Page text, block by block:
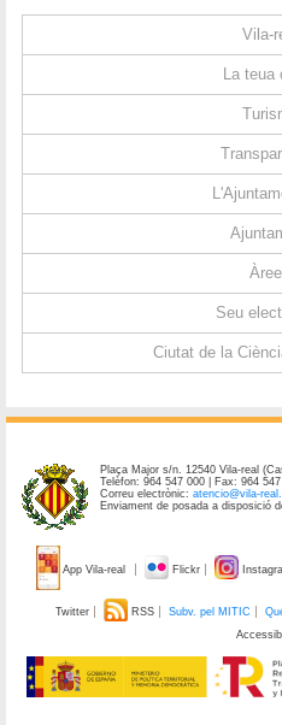
Vila-
La teua
Seu
Ciutat de la
Plaça Major s/n. 12540 Vila-real
Telèfon: 964 547 000 | Fax: 964
Correu electrònic:atencio@vila-
Enviament de posada a disposició
App Vila-real Flickr
Twitter RSS Subv. pel MITIC